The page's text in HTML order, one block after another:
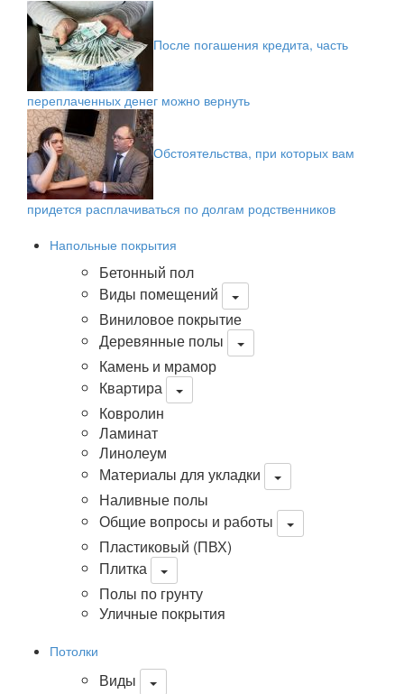
После погашения кредита, часть
переплаченных денег можно вернуть
Обстоятельства, при которых вам
придется расплачиваться по долгам родственников
Напольные покрытия
Бетонный пол
Виды помещений
Виниловое покрытие
Деревянные полы
Камень и мрамор
Квартира
Ковролин
Ламинат
Линолеум
Материалы для укладки
Наливные полы
Общие вопросы и работы
Пластиковый (ПВХ)
Плитка
Полы по грунту
Уличные покрытия
Потолки
Виды